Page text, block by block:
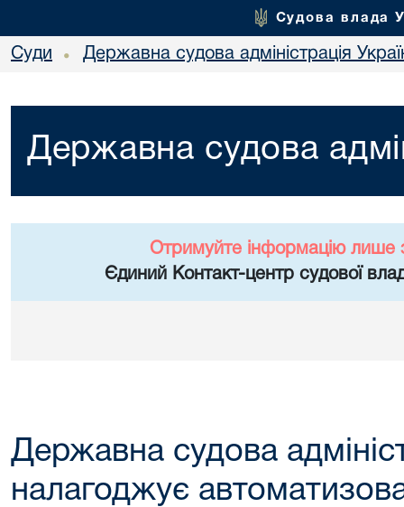
Судова влада
Суди • Державна судова адміністрація
Державна судова
Отримуйте інформацію лише
Єдиний Контакт-центр судової
Державна судова
налагоджує